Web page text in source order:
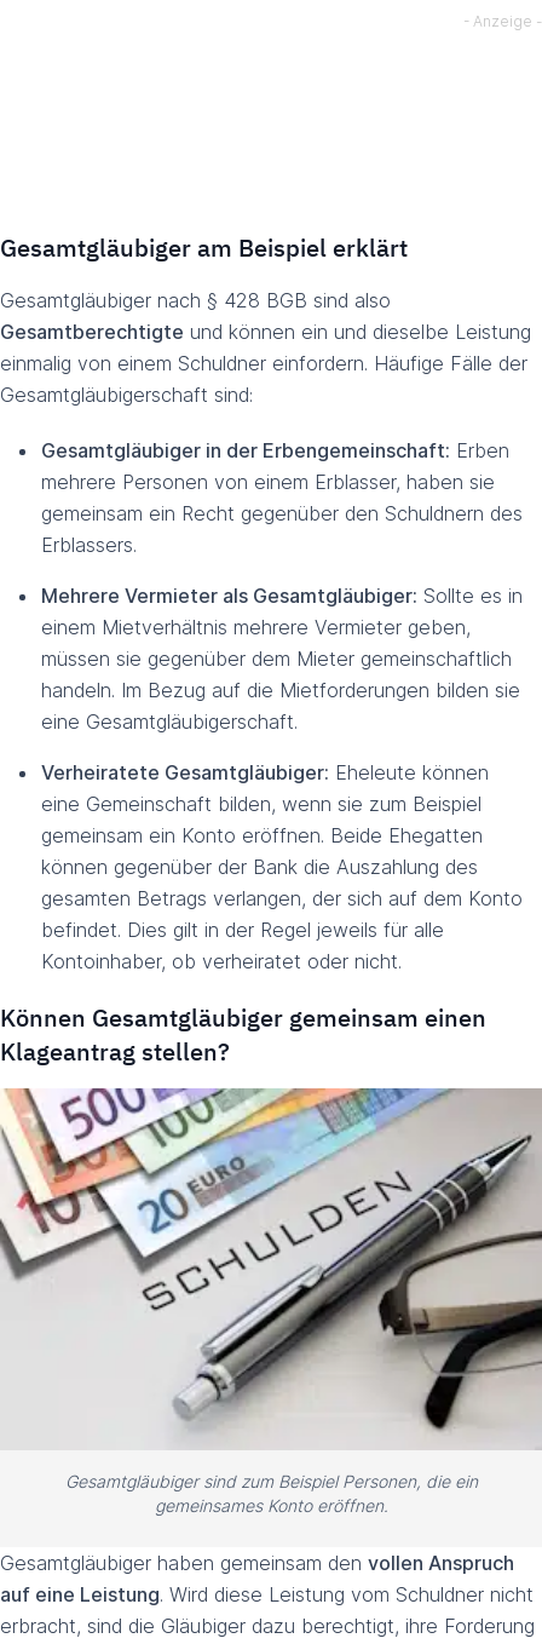
Gesamtgläubiger am Beispiel erklärt
Gesamtgläubiger nach § 428 BGB sind also
Gesamtberechtigte und können ein und dieselbe Leistung
einmalig von einem Schuldner einfordern. Häufige Fälle der
Gesamtgläubigerschaft sind:
Gesamtgläubiger in der Erbengemeinschaft: Erben
mehrere Personen von einem Erblasser, haben sie
gemeinsam ein Recht gegenüber den Schuldnern des
Erblassers.
Mehrere Vermieter als Gesamtgläubiger: Sollte es in
einem Mietverhältnis mehrere Vermieter geben,
müssen sie gegenüber dem Mieter gemeinschaftlich
handeln. Im Bezug auf die Mietforderungen bilden sie
eine Gesamtgläubigerschaft.
Verheiratete Gesamtgläubiger: Eheleute können
eine Gemeinschaft bilden, wenn sie zum Beispiel
gemeinsam ein Konto eröffnen. Beide Ehegatten
können gegenüber der Bank die Auszahlung des
gesamten Betrags verlangen, der sich auf dem Konto
befindet. Dies gilt in der Regel jeweils für alle
Kontoinhaber, ob verheiratet oder nicht.
Können Gesamtgläubiger gemeinsam einen
Klageantrag stellen?
Gesamtgläubiger sind zum Beispiel Personen, die ein
gemeinsames Konto eröffnen.
Gesamtgläubiger haben gemeinsam den vollen Anspruch
auf eine Leistung. Wird diese Leistung vom Schuldner nicht
erbracht, sind die Gläubiger dazu berechtigt, ihre Forderung